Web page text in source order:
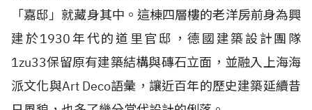
「嘉邸」就藏身其中。這棟四層樓的老洋房前身為興
建於1930年代的道里官邸，德國建築設計團隊
1zu33保留原有建築結構與磚石立面，並融入上海海
派文化與Art Deco語彙，讓近百年的歷史建築延續昔